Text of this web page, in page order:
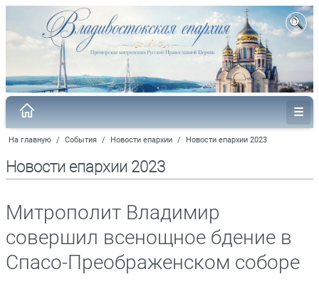
На главную / События / Новости епархии / Новости епархии 2023
Новости епархии 2023
Митрополит Владимир
совершил всенощное бдение в
Спасо-Преображенском соборе